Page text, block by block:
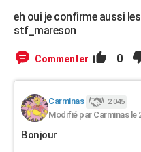
eh oui je confirme aussi les
stf_mareson
Commenter 0
Carminas 2 045
Modifié par Carminas le
Bonjour